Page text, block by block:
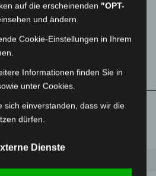
auf die erscheinenden "OPT-
und ändern.
Cookie-Einstellungen in Ihrem
Informationen finden Sie in
unter Cookies.
sich einverstanden, dass wir die
dürfen.
Dienste